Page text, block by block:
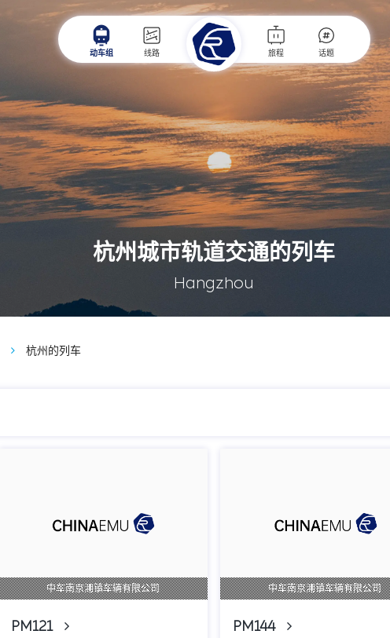
动车组 线路 旅程 话题
杭州城市轨道交通的列车
Hangzhou
杭州的列车
中车南京浦镇车辆有限公司
PM121
中车南京浦镇车辆有限公司
PM144